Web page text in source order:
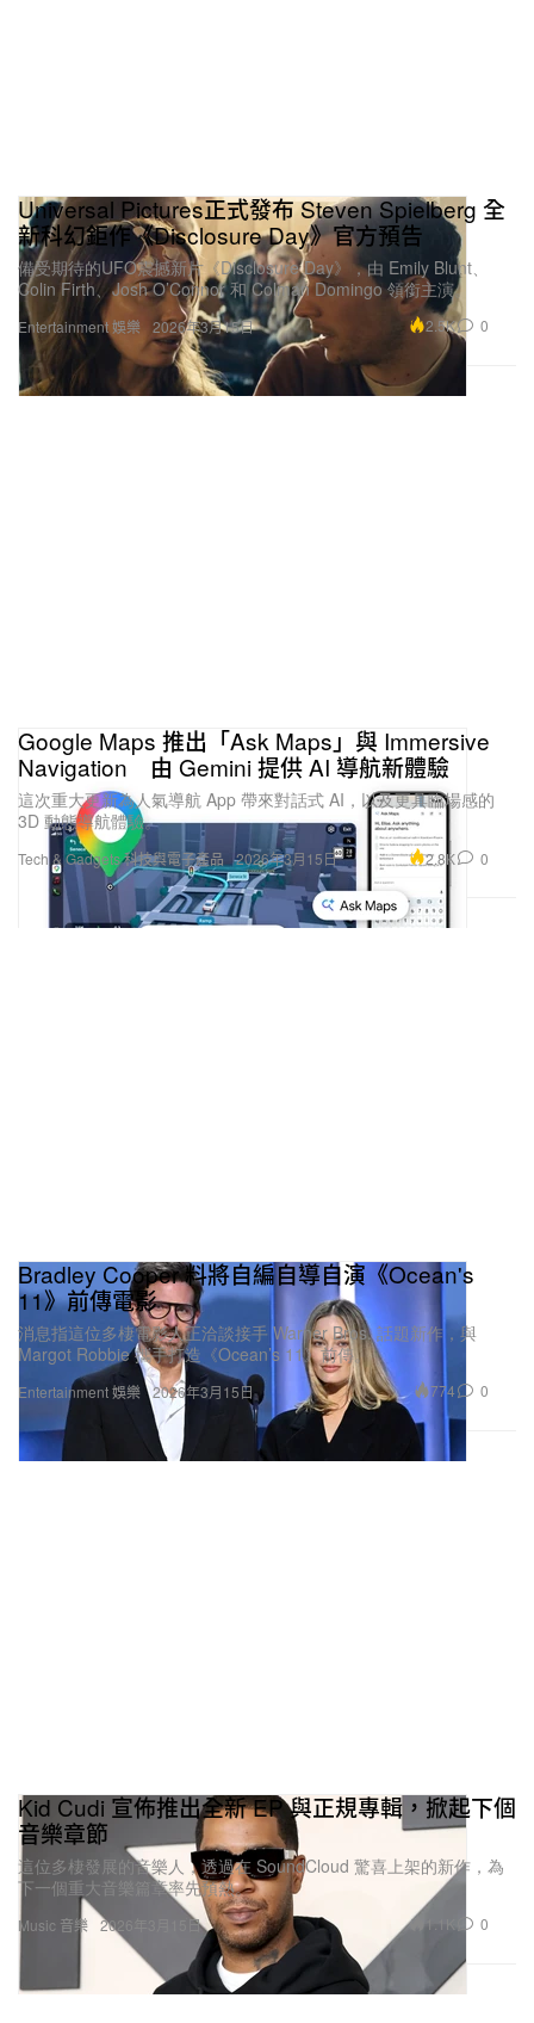
Entertainment 娛樂
Universal Pictures正式發布 Steven Spielberg 全
新科幻鉅作《Disclosure Day》官方預告
備受期待的UFO震撼新片《Disclosure Day》，由 Emily Blunt、
Colin Firth、Josh O’Connor 和 Colman Domingo 領銜主演。
2026年3月15日 2.5K 0
Tech & Gadgets 科技與電子產品
Google Maps 推出「Ask Maps」與 Immersive
Navigation 由 Gemini 提供 AI 導航新體驗
這次重大更新為人氣導航 App 帶來對話式 AI，以及更具臨場感的
3D 動態導航體驗。
2026年3月15日 2.8K 0
Entertainment 娛樂
Bradley Cooper 料將自編自導自演《Ocean's
11》前傳電影
消息指這位多棲電影人正洽談接手 Warner Bros. 話題新作，與
Margot Robbie 攜手打造《Ocean’s 11》前傳。
2026年3月15日 774 0
Music 音樂
Kid Cudi 宣佈推出全新 EP 與正規專輯，掀起下個
音樂章節
這位多棲發展的音樂人，透過在 SoundCloud 驚喜上架的新作，為
下一個重大音樂篇章率先預熱。
2026年3月15日 1.1K 0